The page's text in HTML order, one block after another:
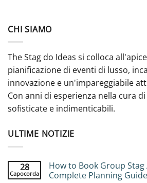
CHI SIAMO
The Stag do Ideas si colloca
pianificazione di eventi di lusso,
innovazione e un'impareggiabile
Con anni di esperienza nella cura
sofisticate e indimenticabili.
ULTIME NOTIZIE
28
Capocorda
How to Book Group
Complete Planning Guide